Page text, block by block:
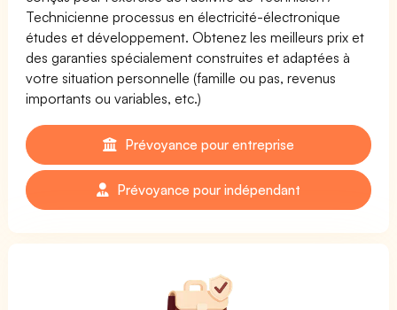
Technicienne processus en électricité-électronique
études et développement. Obtenez les meilleurs prix et
des garanties spécialement construites et adaptées à
votre situation personnelle (famille ou pas, revenus
importants ou variables, etc.)
Prévoyance pour entreprise
Prévoyance pour indépendant